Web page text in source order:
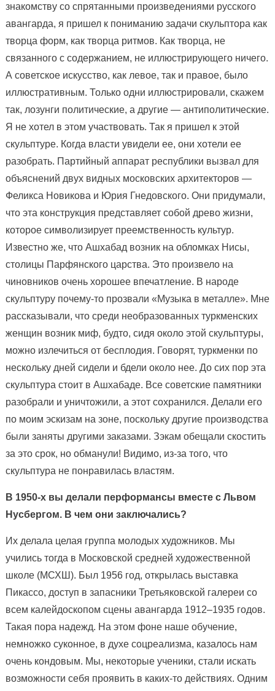
знакомству со спрятанными произведениями русского
авангарда, я пришел к пониманию задачи скульптора как
творца форм, как творца ритмов. Как творца, не
связанного с содержанием, не иллюстрирующего ничего.
А советское искусство, как левое, так и правое, было
иллюстративным. Только одни иллюстрировали, скажем
так, лозунги политические, а другие — антиполитические.
Я не хотел в этом участвовать. Так я пришел к этой
скульптуре. Когда власти увидели ее, они хотели ее
разобрать. Партийный аппарат республики вызвал для
объяснений двух видных московских архитекторов —
Феликса Новикова и Юрия Гнедовского. Они придумали,
что эта конструкция представляет собой древо жизни,
которое символизирует преемственность культур.
Известно же, что Ашхабад возник на обломках Нисы,
столицы Парфянского царства. Это произвело на
чиновников очень хорошее впечатление. В народе
скульптуру почему-то прозвали «Музыка в металле». Мне
рассказывали, что среди необразованных туркменских
женщин возник миф, будто, сидя около этой скульптуры,
можно излечиться от бесплодия. Говорят, туркменки по
нескольку дней сидели и бдели около нее. До сих пор эта
скульптура стоит в Ашхабаде. Все советские памятники
разобрали и уничтожили, а этот сохранился. Делали его
по моим эскизам на зоне, поскольку другие производства
были заняты другими заказами. Зэкам обещали скостить
за это срок, но обманули! Видимо, из-за того, что
скульптура не понравилась властям.
В 1950-х вы делали перформансы вместе с Львом
Нусбергом. В чем они заключались?
Их делала целая группа молодых художников. Мы
учились тогда в Московской средней художественной
школе (МСХШ). Был 1956 год, открылась выставка
Пикассо, доступ в запасники Третьяковской галереи со
всем калейдоскопом сцены авангарда 1912–1935 годов.
Такая пора надежд. На этом фоне наше обучение,
немножко суконное, в духе соцреализма, казалось нам
очень кондовым. Мы, некоторые ученики, стали искать
возможности себя проявить в каких-то действиях. Одним